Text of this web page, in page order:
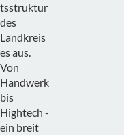
tsstruktur
des
Landkreis
es aus.
Von
Handwerk
bis
Hightech -
ein breit